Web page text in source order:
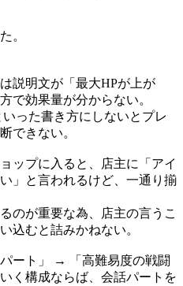
。
説明文が「最大HPが上が
で効果量が分からない。
いった書き方にしないとプレ
できない。
ップに入ると、店主に「アイ
」と言われるけど、一通り揃
のが重要な為、店主の言うこ
込むと詰みかねない。
ート」 → 「高難易度の戦闘
く構成ならば、会話パートを